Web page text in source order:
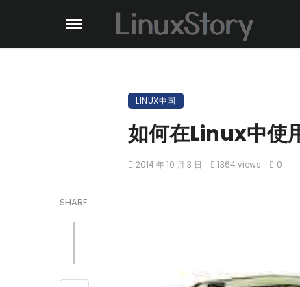
LINUX中国
如何在Linux中使
2014 年 10 月 3 日 1364 views 0
SHARE